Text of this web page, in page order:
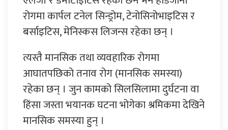
रोगमा कार्पल टनेल सिन्ड्रोम, टेनोसिनोभाइटिस र
बर्साइटिस, मेनिस्कस लिजन्स रहेका छन् ।
त्यस्तै मानसिक तथा व्यवहारिक रोगमा
आघातपछिको तनाव रोग (मानसिक समस्या)
रहेका छन् । जुन कामको सिलसिलामा दुर्घटना वा
हिंसा जस्ता भयानक घटना भोगेका श्रमिकमा देखिने
मानसिक समस्या हुन् ।